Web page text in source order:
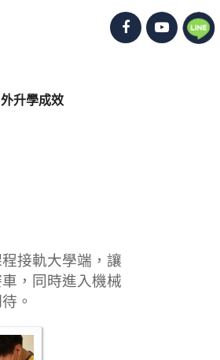
升學成效
接軌大學端，讓
，同時進入機械
。